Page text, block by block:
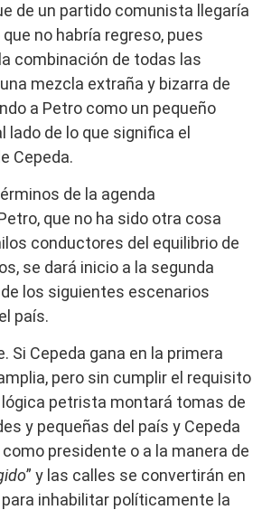
de un partido comunista llegaría
no habría regreso, pues
combinación de todas las
mezcla extraña y bizarra de
a Petro como un pequeño
lado de lo que significa el
Cepeda.
de la agenda
que no ha sido otra cosa
conductores del equilibrio de
se dará inicio a la segunda
los siguientes escenarios
país.
Si Cepeda gana en la primera
pero sin cumplir el requisito
lógica petrista montará tomas de
y pequeñas del país y Cepeda
como presidente o a la manera de
” y las calles se convertirán en
inhabilitar políticamente la